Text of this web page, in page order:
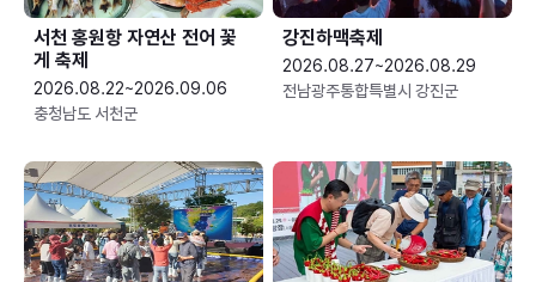
서천 홍원항 자연산 전어 꽃
게 축제
2026.08.22~2026.09.06
충청남도 서천군
강진하맥축제
2026.08.27~2026.08.29
전남광주통합특별시 강진군